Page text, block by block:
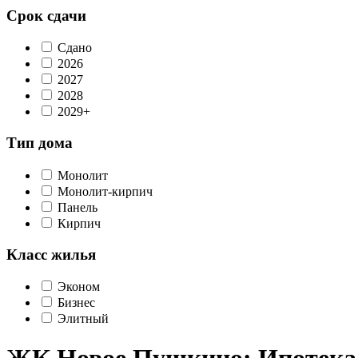
Срок сдачи
Сдано
2026
2027
2028
2029+
Тип дома
Монолит
Монолит-кирпич
Панель
Кирпич
Класс жилья
Эконом
Бизнес
Элитный